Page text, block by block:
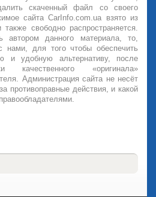
скаченный файл со своего
сайта CarInfo.com.ua взято из
свободно распространяется.
автором данного материала, то,
нами, для того чтобы обеспечить
и удобную альтернативу, после
качественного «оригинала»
Администрация сайта не несёт
противоправные действия, и какой